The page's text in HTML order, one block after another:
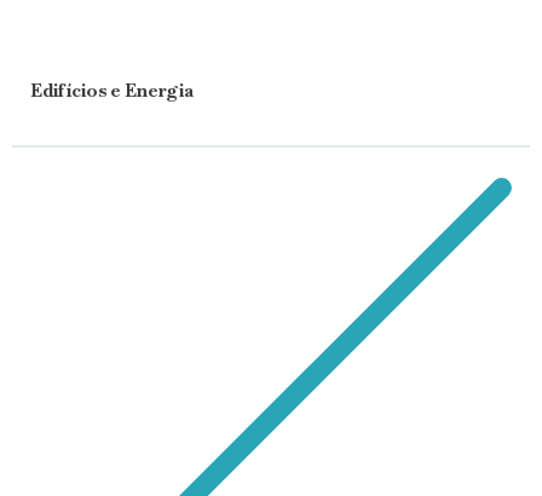
Edifícios e Energia